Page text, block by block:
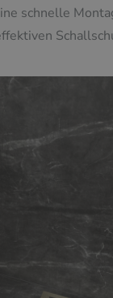
schnelle